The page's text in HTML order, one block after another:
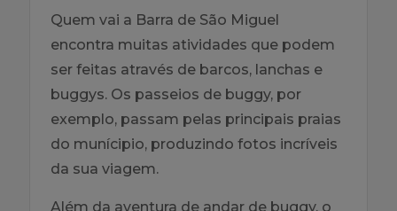
Quem vai a Barra de São Miguel
encontra muitas atividades que podem
ser feitas através de barcos, lanchas e
buggys. Os passeios de buggy, por
exemplo, passam pelas principais praias
do munícipio, produzindo fotos incríveis
da sua viagem.
Além da aventura de andar de buggy, o